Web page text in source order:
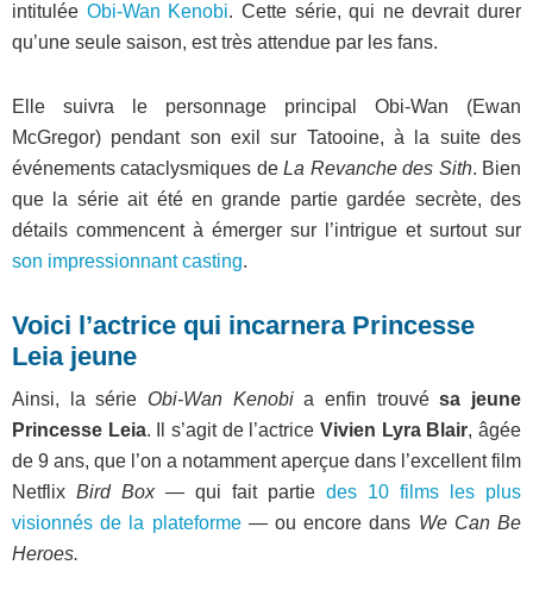
intitulée Obi-Wan Kenobi. Cette série, qui ne devrait durer
qu’une seule saison, est très attendue par les fans.
Elle suivra le personnage principal Obi-Wan (Ewan
McGregor) pendant son exil sur Tatooine, à la suite des
événements cataclysmiques deLa Revanche des Sith. Bien
que la série ait été en grande partie gardée secrète, des
détails commencent à émerger sur l’intrigue et surtout sur
son impressionnant casting.
Voici l’actrice qui incarnera Princesse
Leia jeune
Ainsi, la série Obi-Wan Kenobia enfin trouvésa jeune
Princesse Leia. Il s’agit de l’actriceVivien Lyra Blair, âgée
de 9 ans, que l’on a notamment aperçue dans l’excellent film
Netflix Bird Box— qui fait partie des 10 films les plus
visionnés de la plateforme — ou encore dans We Can Be
Heroes.